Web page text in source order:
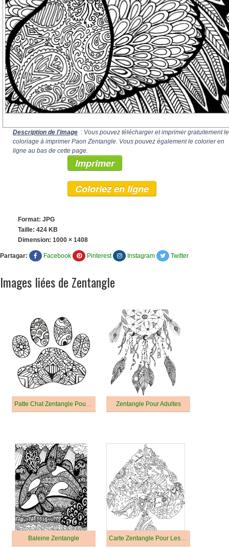
Description de l'image : Vous pouvez télécharger et imprimer gratuitement le
coloriage à imprimer Paon Zentangle. Vous pouvez également le colorier en
ligne au bas de cette page.
Imprimer
Coloriez en ligne
Format: JPG
Taille: 424 KB
Dimension: 1000 × 1408
Partagar: Facebook Pinterest Instagram Twitter
Images liées de Zentangle
Patte Chat Zentangle Pour Les Enfants Zentangle Pour Adultes
Baleine Zentangle Carte Zentangle Pour Les Enfants